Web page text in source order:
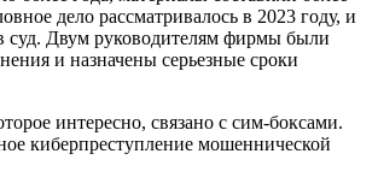
дело рассматривалось в 2023 году, и
суд. Двум руководителям фирмы были
и назначены серьезные сроки
интересно, связано с сим-боксами.
киберпреступление мошеннической